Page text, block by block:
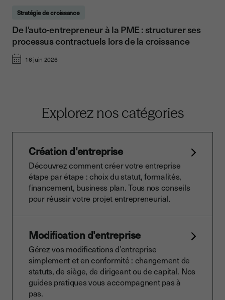
Stratégie de croissance
De l'auto-entrepreneur à la PME : structurer ses
processus contractuels lors de la croissance
16 juin 2026
Explorez nos catégories
Création d'entreprise
Découvrez comment créer votre entreprise
étape par étape : choix du statut, formalités,
financement, business plan. Tous nos conseils
pour réussir votre projet entrepreneurial.
Modification d'entreprise
Gérez vos modifications d’entreprise
simplement et en conformité : changement de
statuts, de siège, de dirigeant ou de capital. Nos
guides pratiques vous accompagnent pas à
pas.